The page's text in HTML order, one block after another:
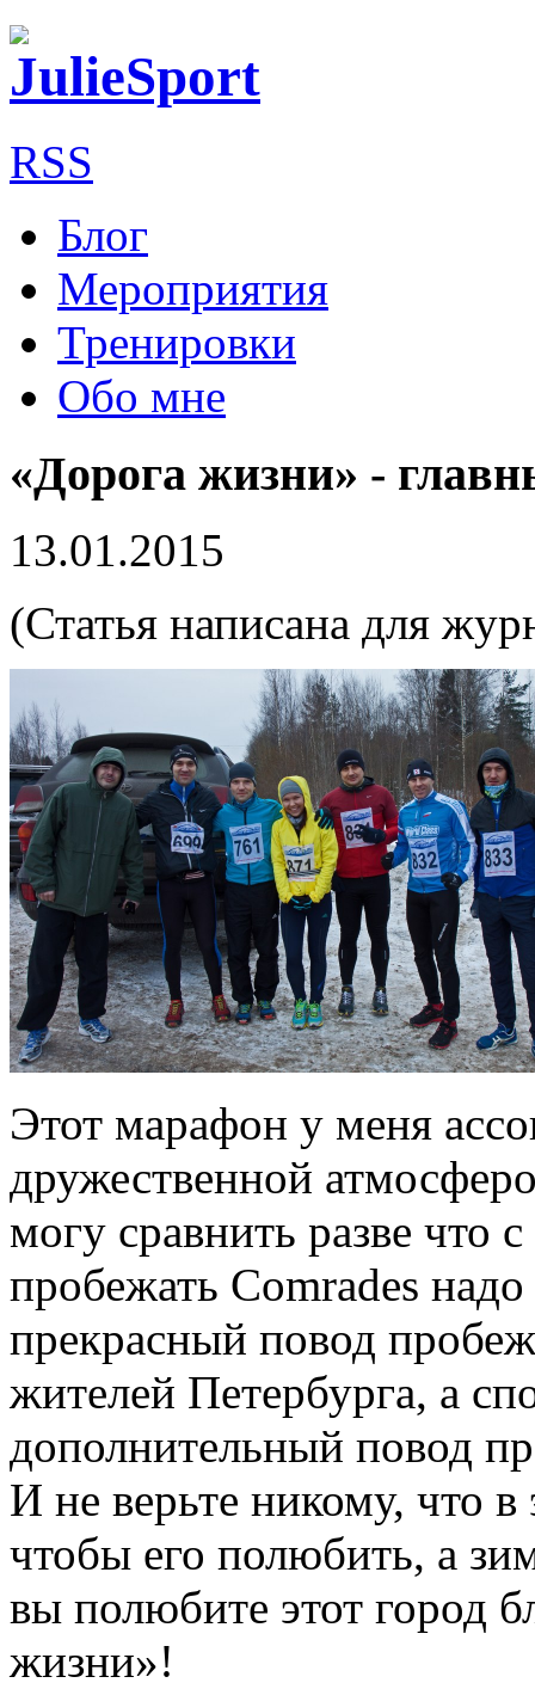
RSS
Блог
Мероприятия
Тренировки
Обо мне
«Дорога жизни» -
13.01.2015
(Статья написана для
Этот марафон у меня
дружественной
могу сравнить разве что
пробежать Comrades
прекрасный повод
жителей Петербурга, а
дополнительный повод
И не верьте никому, что в
чтобы его полюбить, а
вы полюбите этот город
жизни»!